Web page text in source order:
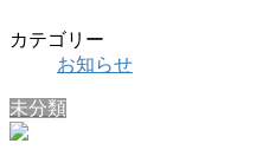
カテゴリー
お知らせ
未分類